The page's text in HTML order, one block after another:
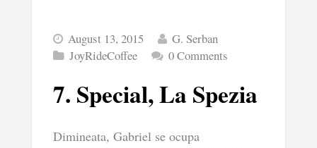
August 13, 2015
G. Serban
JoyRideCoffee
0 Comments
7. Special, La Spezia
Dimineata, Gabriel se ocupa